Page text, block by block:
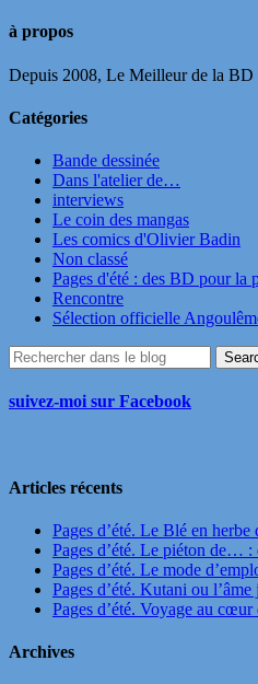
à propos
Depuis 2008, Le Meilleur de la BD
Catégories
Bande dessinée
Dans l'atelier de…
interviews
Le coin des mangas
Les comics d'Olivier Badin
Non classé
Pages d'été : des BD pour la
Rencontre
Sélection officielle
suivez-moi sur Facebook
Articles récents
Pages d’été. Le Blé en
Pages d’été. Le piéton de…
Pages d’été. Le mode
Pages d’été. Kutani ou
Pages d’été. Voyage au
Archives